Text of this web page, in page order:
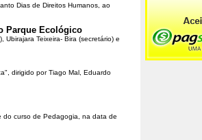
Dias de Direitos Humanos, ao
Parque Ecológico
Teixeira- Bira (secretário) e
dirigido por Tiago Mal, Eduardo
do curso de Pedagogia, na data de